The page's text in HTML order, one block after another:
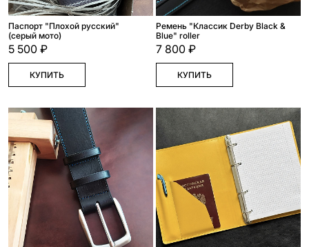
Паспорт "Плохой русский"
(серый мото)
5 500 ₽
КУПИТЬ
Ремень "Классик Derby Black &
Blue" roller
7 800 ₽
КУПИТЬ